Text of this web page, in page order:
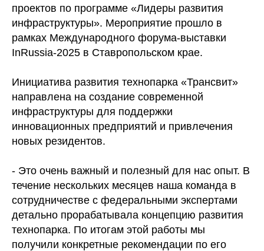
проектов по программе «Лидеры развития
инфраструктуры». Мероприятие прошло в
рамках Международного форума-выставки
InRussia-2025 в Ставропольском крае.
Инициатива развития технопарка «Трансвит»
направлена на создание современной
инфраструктуры для поддержки
инновационных предприятий и привлечения
новых резидентов.
- Это очень важный и полезный для нас опыт. В
течение нескольких месяцев наша команда в
сотрудничестве с федеральными экспертами
детально прорабатывала концепцию развития
технопарка. По итогам этой работы мы
получили конкретные рекомендации по его